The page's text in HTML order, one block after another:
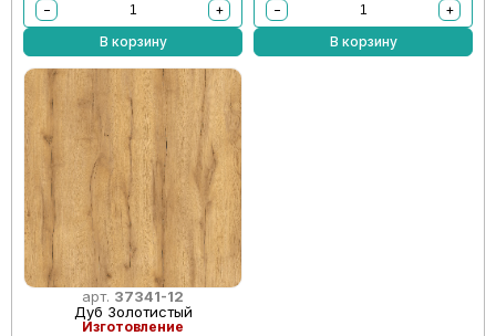
−
+
В корзину
−
+
В корзину
арт. 37341-12
Дуб Золотистый
Изготовление